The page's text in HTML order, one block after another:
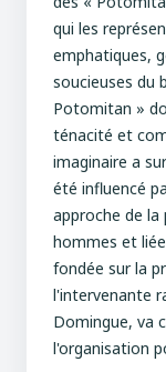
qui les
emphatiques,
soucieuses du
Potomitan »
ténacité et
imaginaire a
été influencé
approche de
hommes et
fondée sur la
l'intervenante
Domingue, va
l'organisation